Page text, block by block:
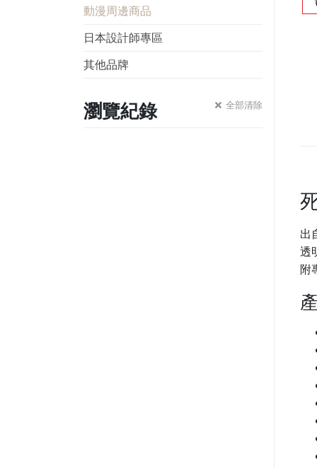
動漫周邊商品
日本設計師專區
其他品牌
瀏覽紀錄 全部清除
出
透
附